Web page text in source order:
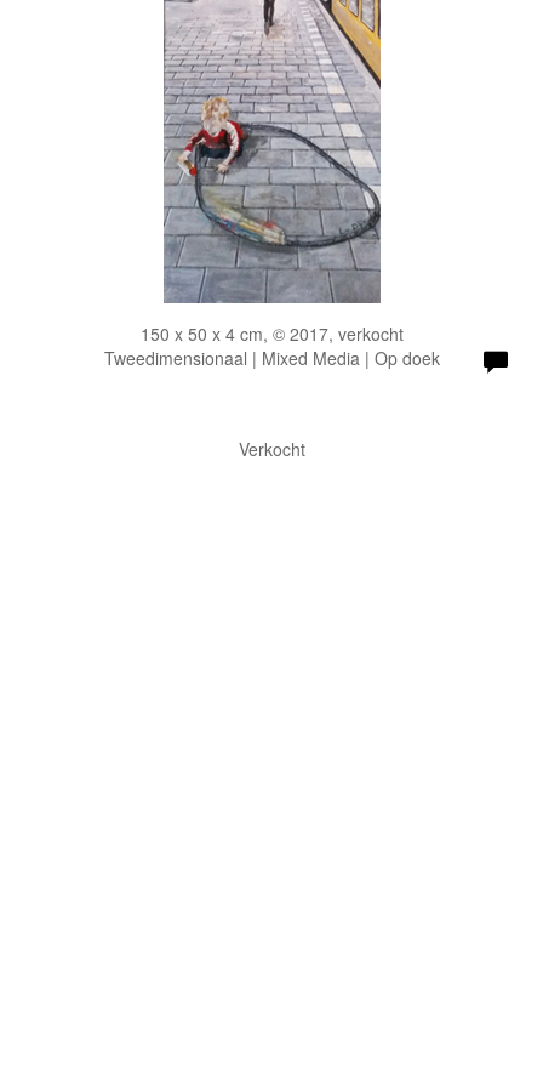
150 x 50 x 4 cm, © 2017, verkocht
Tweedimensionaal | Mixed Media | Op doek
Verkocht